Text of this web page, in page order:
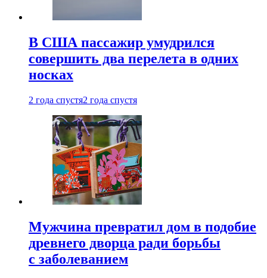
В США пассажир умудрился
совершить два перелета в одних
носках
2 года спустя2 года спустя
Мужчина превратил дом в подобие
древнего дворца ради борьбы
с заболеванием